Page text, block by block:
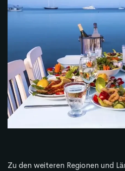
Zu den weiteren Regionen und